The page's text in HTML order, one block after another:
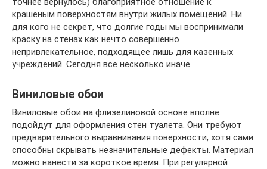
крашеным поверхностям внутри жилых помещений. Ни
для кого не секрет, что долгие годы мы воспринимали
краску на стенах как нечто совершенно
непривлекательное, подходящее лишь для казенных
учреждений. Сегодня всё несколько иначе.
Виниловые обои
Виниловые обои на флизелиновой основе вполне
подойдут для оформления стен туалета. Они требуют
предварительного выравнивания поверхности, хотя сами
способны скрывать незначительные дефекты. Материал
можно нанести за короткое время. При регулярной